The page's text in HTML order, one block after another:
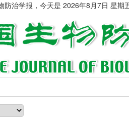
防治学报，今天是 2026年8月7日 星期